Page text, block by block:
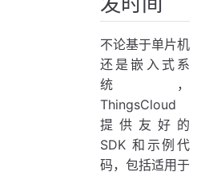
不论基于单片机
还是嵌入式系
统，
ThingsCloud
提供友好的
SDK 和示例代
码，包括适用于